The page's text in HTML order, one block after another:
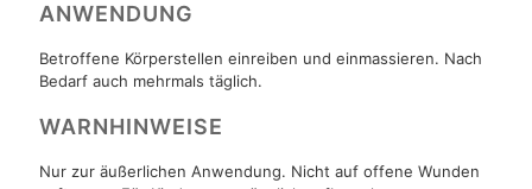
ANWENDUNG
Betroffene Körperstellen einreiben und einmassieren. Nach
Bedarf auch mehrmals täglich.
WARNHINWEISE
Nur zur äußerlichen Anwendung. Nicht auf offene Wunden